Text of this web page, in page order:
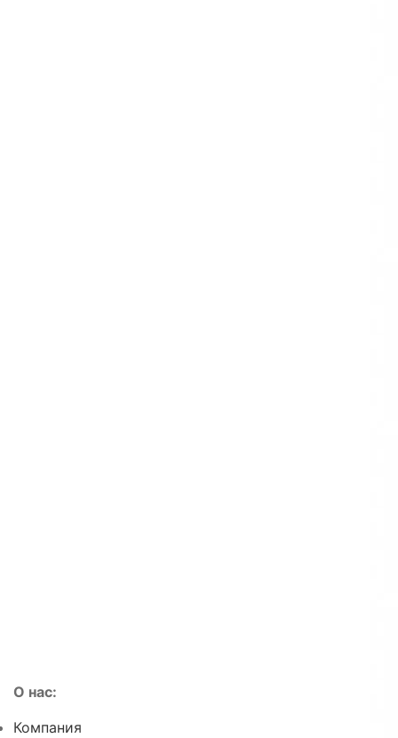
О нас:
Компания